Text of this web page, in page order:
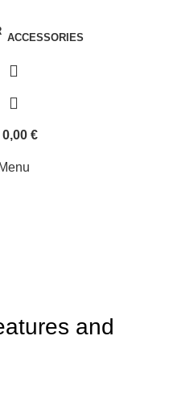
superiores a 55€*
ACCESSORIES
0,00 €
Menu
and